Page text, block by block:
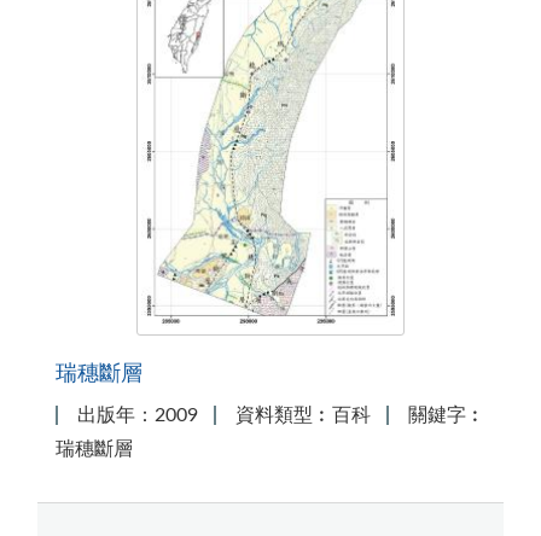
瑞穗斷層
出版年：2009 資料類型︰百科
關鍵字︰
瑞穗斷層